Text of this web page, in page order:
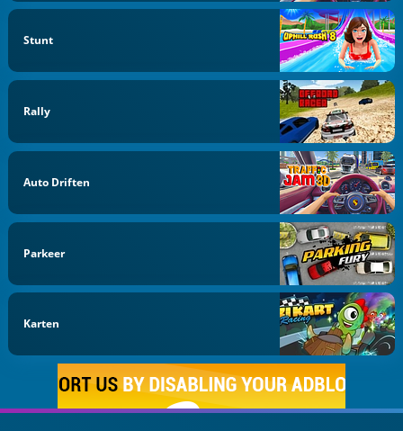
Stunt
Rally
Auto Driften
Parkeer
Karten